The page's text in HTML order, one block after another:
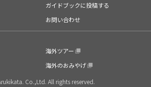
ガイドブックに投稿する
お問い合わせ
海外ツアー
海外のおみやげ
Co.,Ltd. All rights reserved.